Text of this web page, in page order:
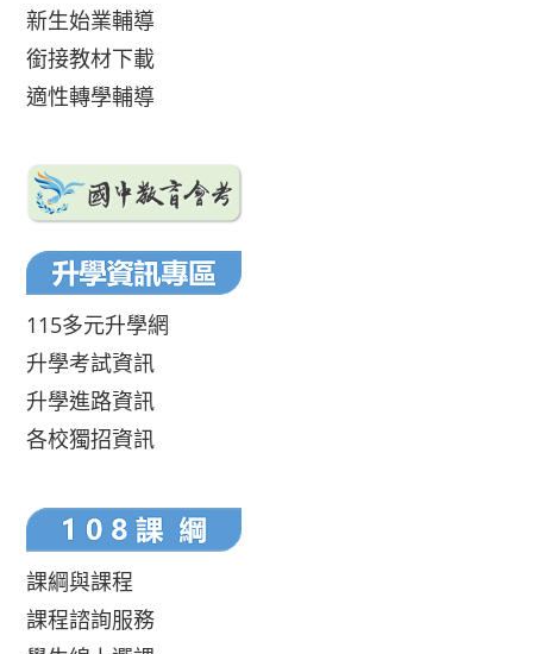
新生始業輔導
銜接教材下載
適性轉學輔導
115多元升學網
升學考試資訊
升學進路資訊
各校獨招資訊
課綱與課程
課程諮詢服務